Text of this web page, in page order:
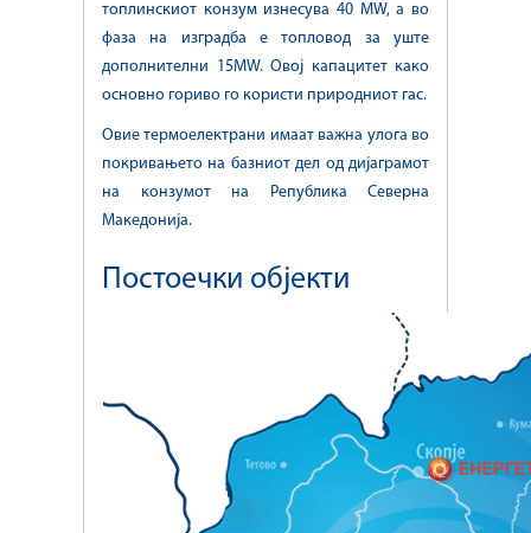
топлинскиот конзум изнесува 40 MW, а во
фаза на изградба е топловод за уште
дополнителни 15MW. Овој капацитет како
основно гориво го користи природниот гас.
Овие термоелектрани имаат важна улога во
покривањето на базниот дел од дијаграмот
на конзумот на Република Северна
Македонија.
Постоечки објекти